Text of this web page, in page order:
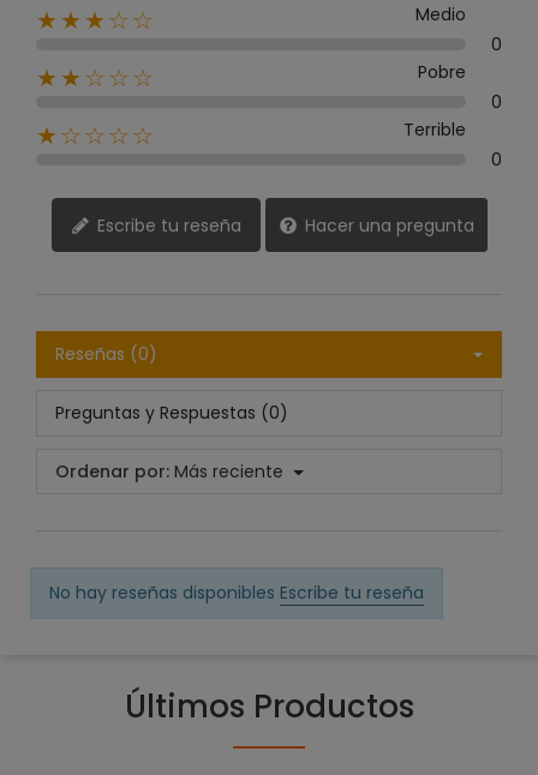
★★★☆☆
Medio
0
★★☆☆☆
Pobre
0
★☆☆☆☆
Terrible
0
Escribe tu reseña Hacer una pregunta
Reseñas (0)
Preguntas y Respuestas (0)
Ordenar por: Más reciente
No hay reseñas disponibles Escribe tu reseña
Últimos Productos